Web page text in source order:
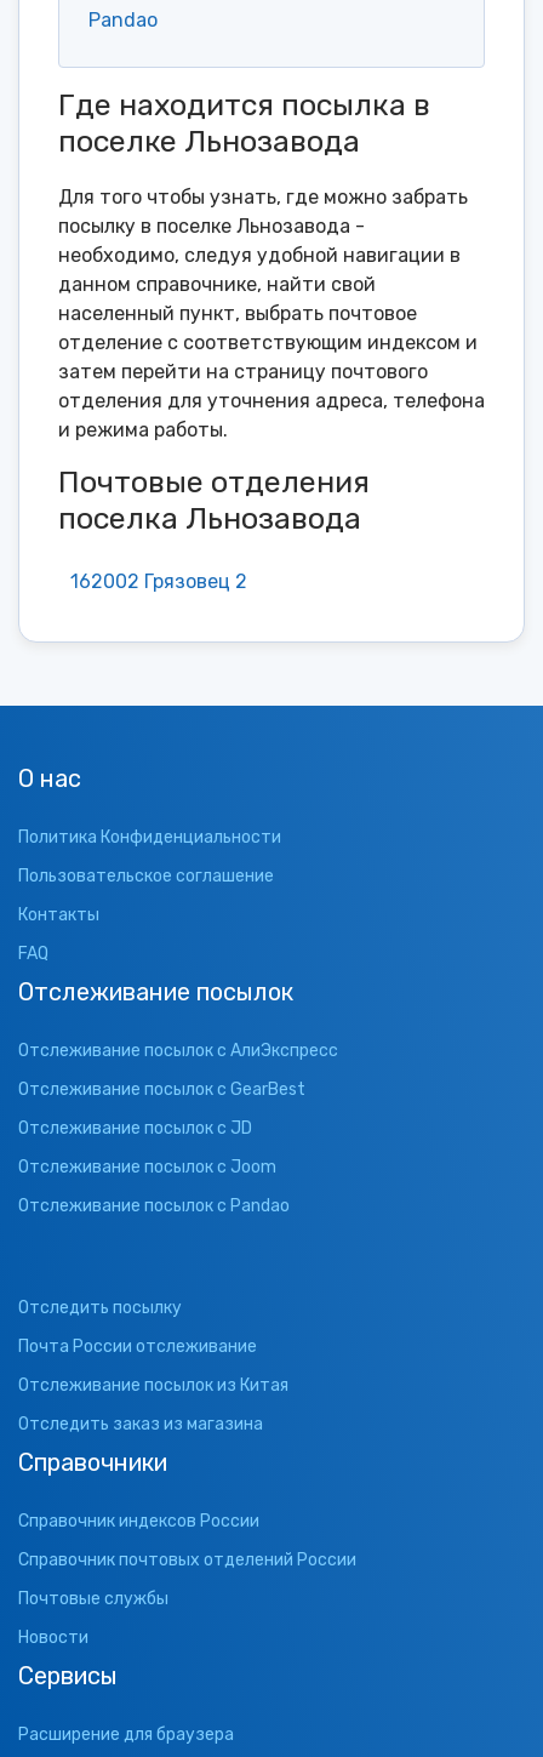
Pandao
Где находится посылка в
поселке Льнозавода
Для того чтобы узнать, где можно забрать
посылку в поселке Льнозавода -
необходимо, следуя удобной навигации в
данном справочнике, найти свой
населенный пункт, выбрать почтовое
отделение с соответствующим индексом и
затем перейти на страницу почтового
отделения для уточнения адреса, телефона
и режима работы.
Почтовые отделения
поселка Льнозавода
162002 Грязовец 2
О нас
Политика Конфиденциальности
Пользовательское соглашение
Контакты
FAQ
Отслеживание посылок
Отслеживание посылок с АлиЭкспресс
Отслеживание посылок с GearBest
Отслеживание посылок с JD
Отслеживание посылок с Joom
Отслеживание посылок с Pandao
Отследить посылку
Почта России отслеживание
Отслеживание посылок из Китая
Отследить заказ из магазина
Справочники
Справочник индексов России
Справочник почтовых отделений России
Почтовые службы
Новости
Сервисы
Расширение для браузера